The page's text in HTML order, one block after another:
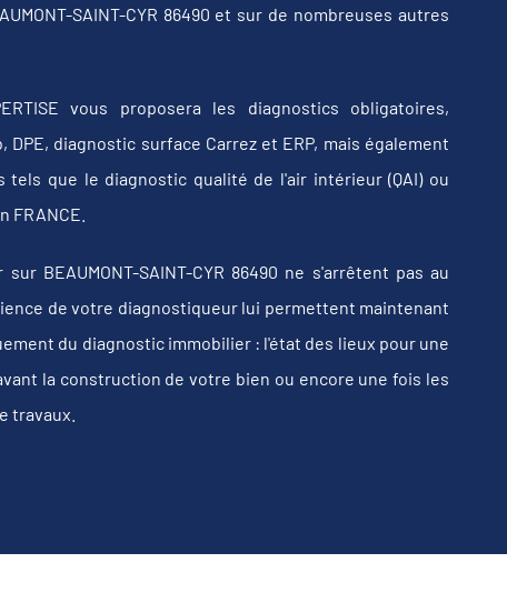
SAINT-CYR 86490 et sur de nombreuses autres
vous proposera les diagnostics obligatoires,
diagnostic surface Carrez et ERP, mais également
que le diagnostic qualité de l'air intérieur (QAI) ou
BEAUMONT-SAINT-CYR 86490 ne s'arrêtent pas au
de votre diagnostiqueur lui permettent maintenant
du diagnostic immobilier : l'état des lieux pour une
la construction de votre bien ou encore une fois les
travaux.